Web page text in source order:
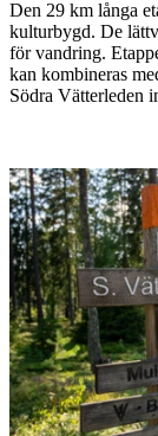
Den 29 km långa
kulturbygd. De
för vandring.
kan kombineras
Södra Vätterleden
Bildspel
med
bilder